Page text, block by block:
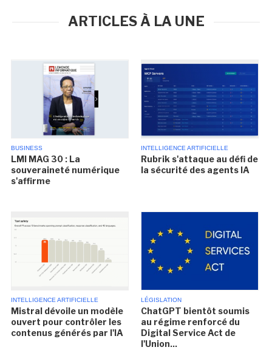
ARTICLES À LA UNE
BUSINESS
LMI MAG 30 : La
souveraineté numérique
s'affirme
INTELLIGENCE ARTIFICIELLE
Rubrik s'attaque au défi de
la sécurité des agents IA
INTELLIGENCE ARTIFICIELLE
Mistral dévoile un modèle
ouvert pour contrôler les
contenus générés par l'IA
LÉGISLATION
ChatGPT bientôt soumis
au régime renforcé du
Digital Service Act de
l'Union...